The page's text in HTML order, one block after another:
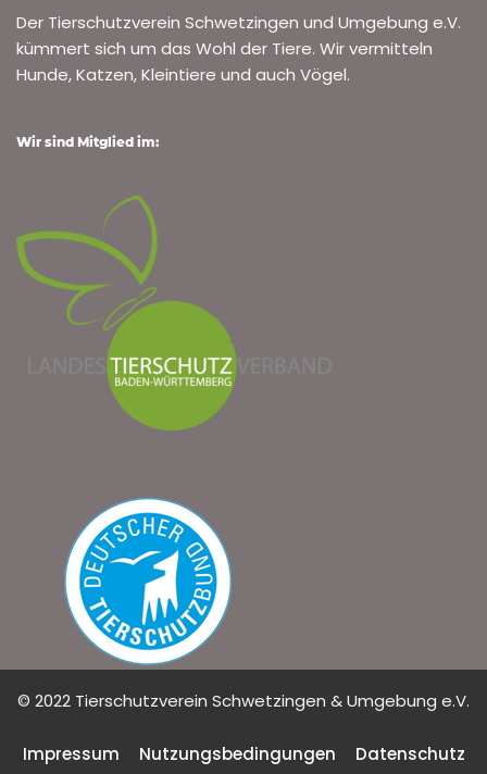
Der Tierschutzverein Schwetzingen und Umgebung e.V.
kümmert sich um das Wohl der Tiere. Wir vermitteln
Hunde, Katzen, Kleintiere und auch Vögel.
Wir sind Mitglied im:
© 2022 Tierschutzverein Schwetzingen & Umgebung e.V.
Impressum Nutzungsbedingungen Datenschutz